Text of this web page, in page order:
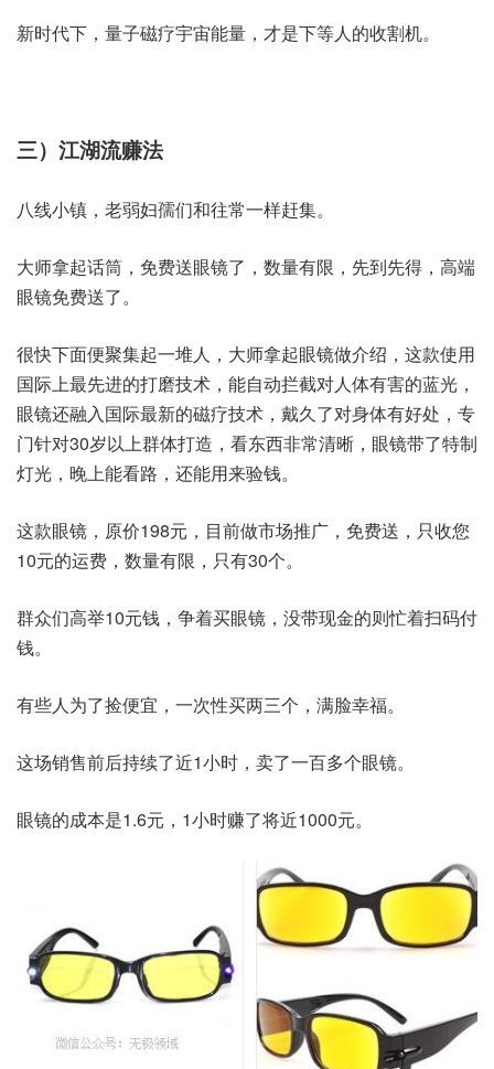
新时代下，量子磁疗宇宙能量，才是下等人的收割机。
三）江湖流赚法
八线小镇，老弱妇孺们和往常一样赶集。
大师拿起话筒，免费送眼镜了，数量有限，先到先得，高端
眼镜免费送了。
很快下面便聚集起一堆人，大师拿起眼镜做介绍，这款使用
国际上最先进的打磨技术，能自动拦截对人体有害的蓝光，
眼镜还融入国际最新的磁疗技术，戴久了对身体有好处，专
门针对30岁以上群体打造，看东西非常清晰，眼镜带了特制
灯光，晚上能看路，还能用来验钱。
这款眼镜，原价198元，目前做市场推广，免费送，只收您
10元的运费，数量有限，只有30个。
群众们高举10元钱，争着买眼镜，没带现金的则忙着扫码付
钱。
有些人为了捡便宜，一次性买两三个，满脸幸福。
这场销售前后持续了近1小时，卖了一百多个眼镜。
眼镜的成本是1.6元，1小时赚了将近1000元。